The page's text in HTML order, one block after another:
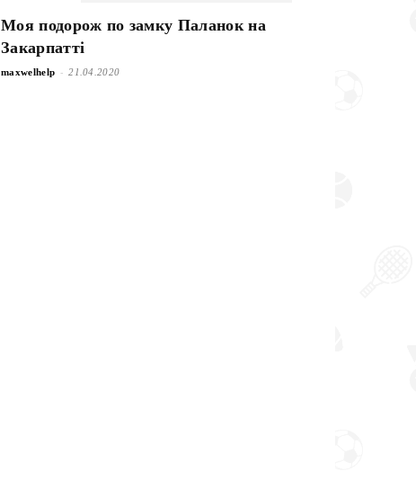
Моя подорож по замку Паланок на
Закарпатті
maxwelhelp - 21.04.2020